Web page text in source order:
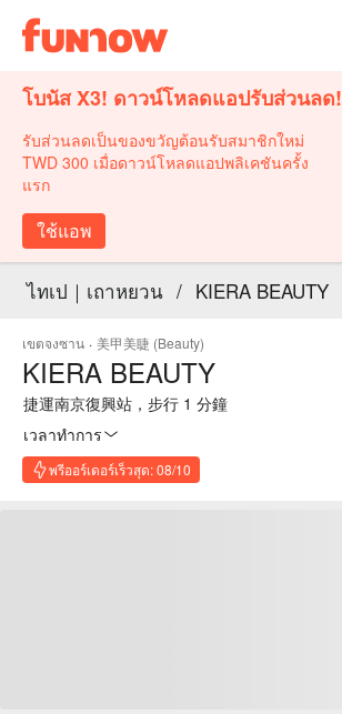
โบนัส X3! ดาวน์โหลดแอปรับส่วนลด!
รับส่วนลดเป็นของขวัญต้อนรับสมาชิกใหม่
TWD 300 เมื่อดาวน์โหลดแอปพลิเคชันครั้ง
แรก
ใช้แอพ
ไทเป｜เถาหยวน / KIERA BEAUTY
เขตจงซาน · 美甲美睫 (Beauty)
KIERA BEAUTY
捷運南京復興站，步行 1 分鐘
เวลาทำการ
พรีออร์เดอร์เร็วสุด: 08/10